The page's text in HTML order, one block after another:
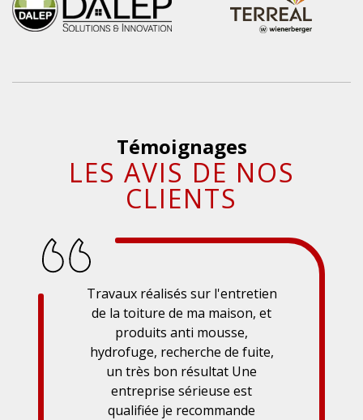
Témoignages
LES AVIS DE NOS
CLIENTS
Travaux réalisés sur l'entretien
de la toiture de ma maison, et
produits anti mousse,
hydrofuge, recherche de fuite,
un très bon résultat Une
entreprise sérieuse est
qualifiée je recommande